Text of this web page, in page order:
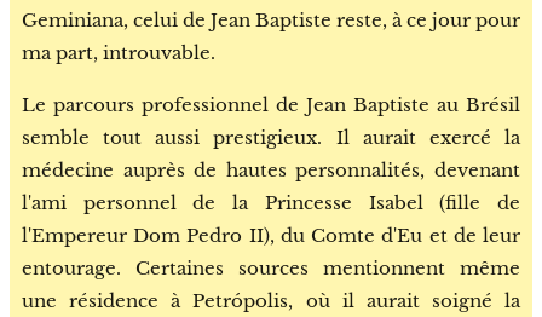
Geminiana, celui de Jean Baptiste reste, à ce jour pour
ma part, introuvable.
Le parcours professionnel de Jean Baptiste au Brésil
semble tout aussi prestigieux. Il aurait exercé la
médecine auprès de hautes personnalités, devenant
l'ami personnel de la Princesse Isabel (fille de
l'Empereur Dom Pedro II), du Comte d'Eu et de leur
entourage. Certaines sources mentionnent même
une résidence à Petrópolis, où il aurait soigné la